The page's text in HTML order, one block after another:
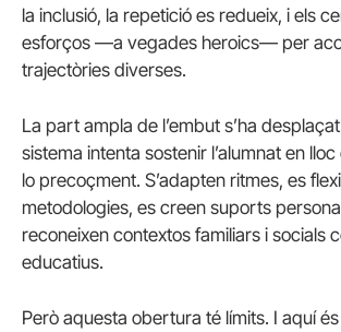
la inclusió, la repetició es redueix, i els
esforços —a vegades heroics— per
trajectòries diverses.
La part ampla de l’embut s’ha desplaçat
sistema intenta sostenir l’alumnat en
lo precoçment. S’adapten ritmes, es
metodologies, es creen suports
reconeixen contextos familiars i socials
educatius.
Però aquesta obertura té límits. I aquí és